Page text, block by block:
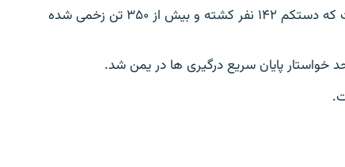
گزارش ها به نقل از منابع پزشکی در صنعا حاکی است که دستکم ۱۴۲ نفر کشته و بيش از ۳۵۰ تن زخمی شده
خواستار پايان سريع درگيری ها در يمن شد.